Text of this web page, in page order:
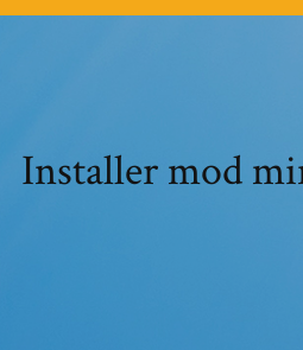
Installer mod